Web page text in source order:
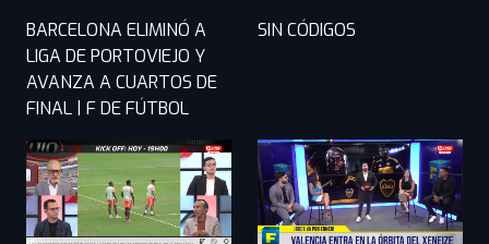
BARCELONA ELIMINÓ A
LIGA DE PORTOVIEJO Y
AVANZA A CUARTOS DE
FINAL | F DE FÚTBOL
SIN CÓDIGOS